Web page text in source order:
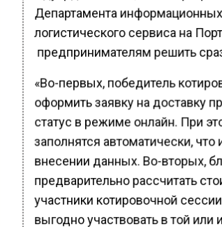
Департамента
логистического сервиса на
предпринимателям решить
«Во-первых, победитель
оформить заявку на доставку
статус в режиме онлайн. При
заполнятся автоматически,
внесении данных. Во-вторых,
предварительно рассчитать
участники котировочной
выгодно участвовать в той или